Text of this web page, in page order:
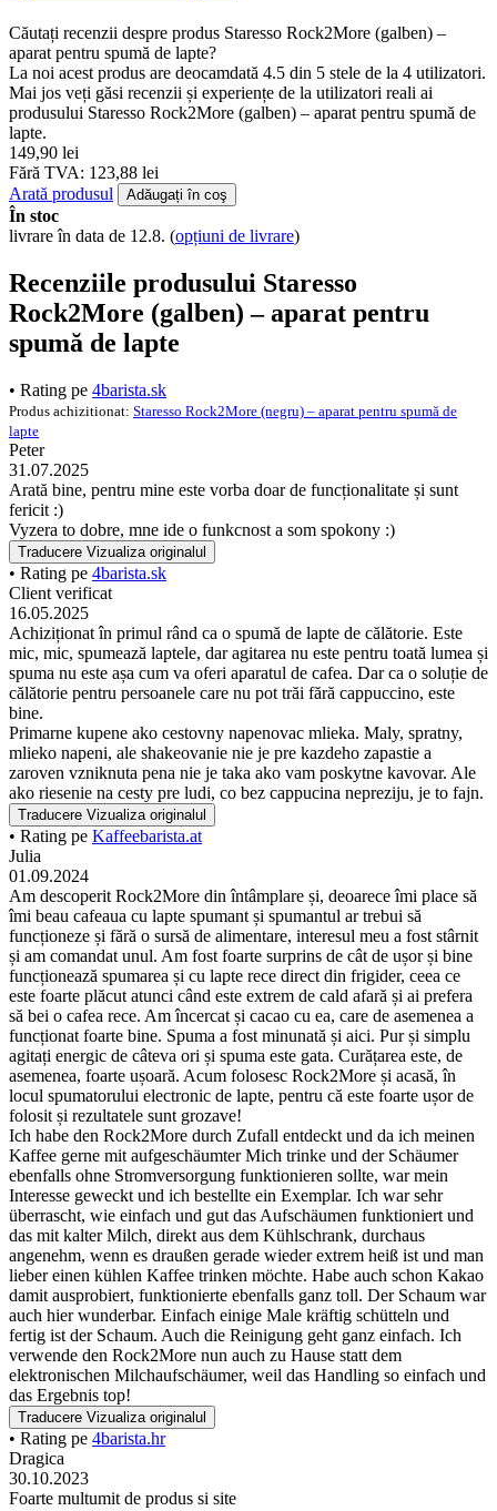
Căutați recenzii despre produs Staresso Rock2More (galben) –
aparat pentru spumă de lapte?
La noi acest produs are deocamdată 4.5 din 5 stele de la 4 utilizatori.
Mai jos veți găsi recenzii și experiențe de la utilizatori reali ai
produsului Staresso Rock2More (galben) – aparat pentru spumă de
lapte.
149,90 lei
Fără TVA: 123,88 lei
Arată produsul
Adăugați în coş
În stoc
livrare în data de 12.8. (opțiuni de livrare)
Recenziile produsului Staresso
Rock2More (galben) – aparat pentru
spumă de lapte
• Rating pe 4barista.sk
Produs achizitionat: Staresso Rock2More (negru) – aparat pentru spumă de
lapte
Peter
31.07.2025
Arată bine, pentru mine este vorba doar de funcționalitate și sunt
fericit :)
Vyzera to dobre, mne ide o funkcnost a som spokony :)
Traducere Vizualiza originalul
• Rating pe 4barista.sk
Client verificat
16.05.2025
Achiziționat în primul rând ca o spumă de lapte de călătorie. Este
mic, mic, spumează laptele, dar agitarea nu este pentru toată lumea și
spuma nu este așa cum va oferi aparatul de cafea. Dar ca o soluție de
călătorie pentru persoanele care nu pot trăi fără cappuccino, este
bine.
Primarne kupene ako cestovny napenovac mlieka. Maly, spratny,
mlieko napeni, ale shakeovanie nie je pre kazdeho zapastie a
zaroven vzniknuta pena nie je taka ako vam poskytne kavovar. Ale
ako riesenie na cesty pre ludi, co bez cappucina nepreziju, je to fajn.
Traducere Vizualiza originalul
• Rating pe Kaffeebarista.at
Julia
01.09.2024
Am descoperit Rock2More din întâmplare și, deoarece îmi place să
îmi beau cafeaua cu lapte spumant și spumantul ar trebui să
funcționeze și fără o sursă de alimentare, interesul meu a fost stârnit
și am comandat unul. Am fost foarte surprins de cât de ușor și bine
funcționează spumarea și cu lapte rece direct din frigider, ceea ce
este foarte plăcut atunci când este extrem de cald afară și ai prefera
să bei o cafea rece. Am încercat și cacao cu ea, care de asemenea a
funcționat foarte bine. Spuma a fost minunată și aici. Pur și simplu
agitați energic de câteva ori și spuma este gata. Curățarea este, de
asemenea, foarte ușoară. Acum folosesc Rock2More și acasă, în
locul spumatorului electronic de lapte, pentru că este foarte ușor de
folosit și rezultatele sunt grozave!
Ich habe den Rock2More durch Zufall entdeckt und da ich meinen
Kaffee gerne mit aufgeschäumter Mich trinke und der Schäumer
ebenfalls ohne Stromversorgung funktionieren sollte, war mein
Interesse geweckt und ich bestellte ein Exemplar. Ich war sehr
überrascht, wie einfach und gut das Aufschäumen funktioniert und
das mit kalter Milch, direkt aus dem Kühlschrank, durchaus
angenehm, wenn es draußen gerade wieder extrem heiß ist und man
lieber einen kühlen Kaffee trinken möchte. Habe auch schon Kakao
damit ausprobiert, funktionierte ebenfalls ganz toll. Der Schaum war
auch hier wunderbar. Einfach einige Male kräftig schütteln und
fertig ist der Schaum. Auch die Reinigung geht ganz einfach. Ich
verwende den Rock2More nun auch zu Hause statt dem
elektronischen Milchaufschäumer, weil das Handling so einfach und
das Ergebnis top!
Traducere Vizualiza originalul
• Rating pe 4barista.hr
Dragica
30.10.2023
Foarte multumit de produs si site